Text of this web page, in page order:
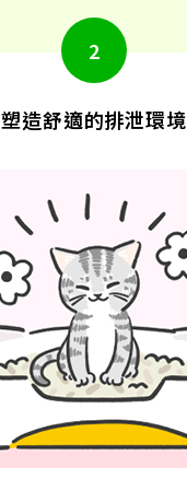
塑造舒適的排泄環境